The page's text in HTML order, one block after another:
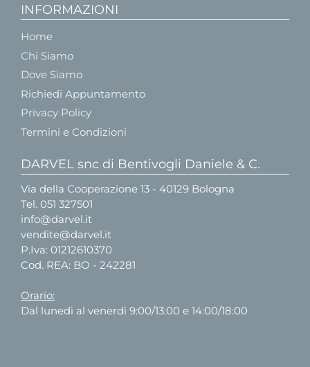
INFORMAZIONI
Home
Chi Siamo
Dove Siamo
Richiedi Appuntamento
Privacy Policy
Termini e Condizioni
DARVEL snc di Bentivogli Daniele & C.
Via della Cooperazione 13 - 40129 Bologna
Tel. 051 327501
info@darvel.it
vendite@darvel.it
P.Iva: 01212610370
Cod. REA: BO - 242281
Orario:
Dal lunedì al venerdì 9:00/13:00 e 14:00/18:00